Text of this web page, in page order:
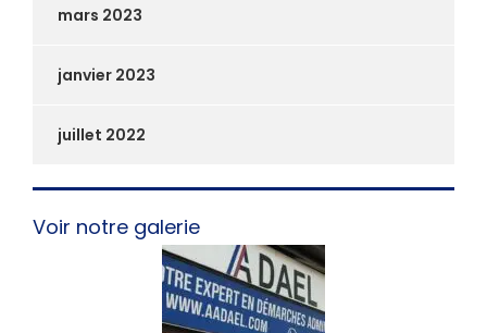
mars 2023
janvier 2023
juillet 2022
Voir notre galerie